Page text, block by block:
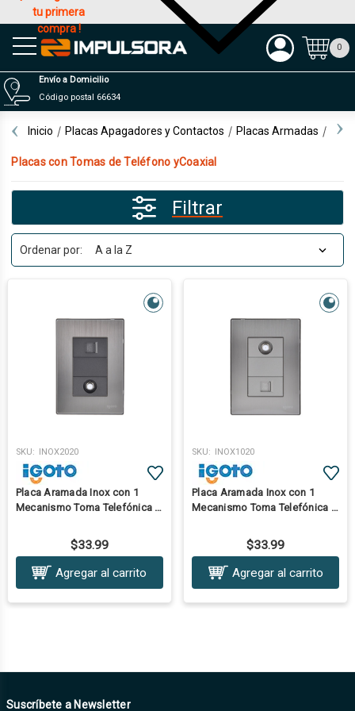
tu primera
compra !
Productos
Envío a Domicilio
Código postal 66634
0
Inicio Placas Apagadores y Contactos Placas Armadas
Placas con Tomas de Teléfono yCoaxial
Filtrar
Ordenar por:
SKU: INOX2020
Placa Aramada Inox con 1
Mecanismo Toma Telefónica Y
Salida T.V. Oxford
$33.99
Agregar al carrito
SKU: INOX1020
Placa Aramada Inox con 1
Mecanismo Toma Telefónica Y
Salida T.V. Plata
$33.99
Agregar al carrito
Suscríbete a Newsletter